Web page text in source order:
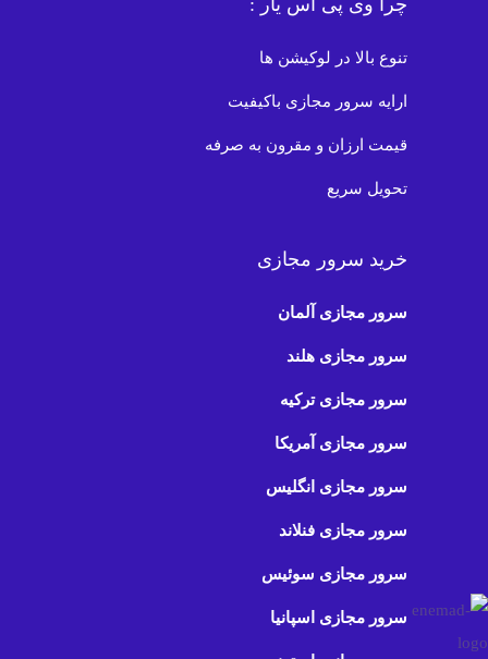
چرا وی پی اس یار :
تنوع بالا در لوکیشن ها
ارایه سرور مجازی باکیفیت
قیمت ارزان و مقرون به صرفه
تحویل سریع
خرید سرور مجازی
سرور مجازی آلمان
سرور مجازی هلند
سرور مجازی ترکیه
سرور مجازی آمریکا
سرور مجازی انگلیس
سرور مجازی فنلاند
سرور مجازی سوئیس
سرور مجازی اسپانیا